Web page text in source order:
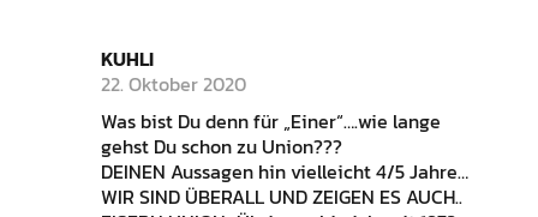
KUHLI
22. Oktober 2020
Was bist Du denn für „Einer“….wie lange
gehst Du schon zu Union???
DEINEN Aussagen hin vielleicht 4/5 Jahre…
WIR SIND ÜBERALL UND ZEIGEN ES AUCH..